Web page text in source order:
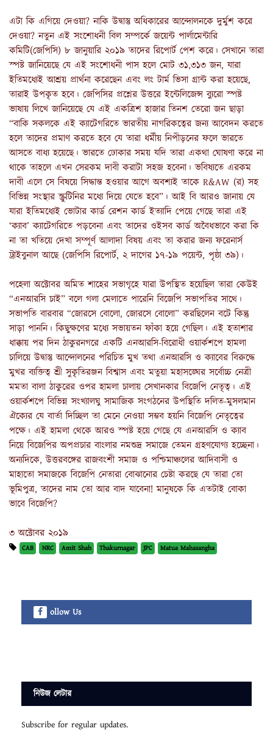
এটা কি এগিয়ে দেওয়া? নাকি উদ্বাস্তু অধিকারের আন্দোলনকে দুর্মুশ করে
দেওয়া? নতুন এই সংশোধনী বিল সম্পর্কে জয়েন্ট পার্লামেন্টারি
কমিটি(জেপিসি) ৮ জানুয়ারি ২০১৯ তাদের রিপোর্ট পেশ করে। সেখানে তারা
স্পষ্ট জানিয়েছে যে এই সংশোধনী পাস হলে মোট ৩১,৩১৩ জন, যারা
ইতিমধ্যেই আশ্রয় প্রার্থনা করেছেন এবং লং টার্ম ভিসা গ্রান্ট করা হয়েছে,
তারাই উপকৃত হবে। জেপিসির প্রশ্নের উত্তরে ইন্টেলিজেন্স ব্যুরো স্পষ্ট
ভাষায় লিখে জানিয়েছে যে এই একত্রিশ হাজার তিনশ তেরো জন ছাড়া
“বাকি সকলকে এই ক্যাটেগরিতে ভারতীয় নাগরিকত্বের জন্য আবেদন করতে
হলে তাদের প্রমাণ করতে হবে যে তারা ধর্মীয় নিপীড়নের ফলে ভারতে
আসতে বাধ্য হয়েছে। ভারতে ঢোকার সময় যদি তারা একথা ঘোষণা করে না
থাকে তাহলে এখন সেরকম দাবী করাটা সহজ হবেনা। ভবিষ্যতে এরকম
দাবী এলে সে বিষয়ে সিদ্ধান্ত হওয়ার আগে অবশ্যই তাকে R&AW (র) সহ
বিভিন্ন সংস্থার স্ক্রুটিনির মধ্যে দিয়ে যেতে হবে”। আই বি আরও জানায় যে
যারা ইতিমধ্যেই ভোটার কার্ড রেশন কার্ড ইত্যাদি পেয়ে গেছে তারা এই
‘ক্যাব’ ক্যাটেগরিতে পড়বেনা এবং তাদের ওইসব কার্ড অবৈধভাবে করা কি
না তা খতিয়ে দেখা সম্পূর্ণ আলাদা বিষয় এবং তা করার জন্য ফরেনার্স
ট্রাইবুনাল আছে (জেপিসি রিপোর্ট, ২ দাগের ১৭-১৯ পয়েন্ট, পৃষ্ঠা ৩৯)।
পহেলা অক্টোবর অমিত শাহের সভাগৃহে যারা উপস্থিত হয়েছিল তারা কেউই
“এনআরসি চাই” বলে গলা মেলাতে পারেনি বিজেপি সভাপতির সাথে।
সভাপতি বারবার “জোরসে বোলো, জোরসে বোলো” করছিলেন বটে কিন্তু
সাড়া পাননি। কিছুক্ষণের মধ্যে সভায়তন ফাঁকা হয়ে গেছিল। এই হতাশার
ধাক্কায় পর দিন ঠাকুরনগরে একটি এনআরসি-বিরোধী ওয়ার্কশপে হামলা
চালিয়ে উদ্বাস্তু আন্দোলনের পরিচিত মুখ তথা এনআরসি ও ক্যাবের বিরুদ্ধে
মুখর ব্যক্তিত্ব শ্রী সুকৃতিরঞ্জন বিশ্বাস এবং মতুয়া মহাসঙ্ঘের সর্বোচ্চ নেত্রী
মমতা বালা ঠাকুরের ওপর হামলা চালায় সেখানকার বিজেপি নেতৃত্ব। এই
ওয়ার্কশপে বিভিন্ন সংখ্যালঘু সামাজিক সংগঠনের উপস্থিতি দলিত-মুসলমান
ঐক্যের যে বার্তা দিচ্ছিল তা মেনে নেওয়া সম্ভব হয়নি বিজেপি নেতৃত্বের
পক্ষে। এই হামলা থেকে আরও স্পষ্ট হয়ে গেছে যে এনআরসি ও ক্যাব
নিয়ে বিজেপির অপপ্রচার বাংলার নমশুদ্র সমাজে তেমন গ্রহণযোগ্য হচ্ছেনা।
অন্যদিকে, উত্তরবঙ্গের রাজবংশী সমাজ ও পশ্চিমাঞ্চলের আদিবাসী ও
মাহাতো সমাজকে বিজেপি নেতারা বোঝানোর চেষ্টা করছে যে তারা তো
ভূমিপুত্র, তাদের নাম তো আর বাদ যাবেনা! মানুষকে কি এতটাই বোকা
ভাবে বিজেপি?
৩ অক্টোবর ২০১৯
CAB NRC Amit Shah Thakurnagar JPC Matua Mahasangha
ollow Us
নিউজ লেটার
Subscribe for regular updates.